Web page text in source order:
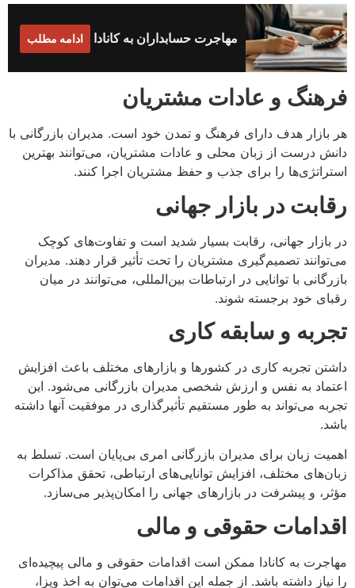
مهاجرت حسابداران به کانادا 2024 ادامه مطلب
فرهنگ و عادات مشتریان
هر بازار هدف دارای فرهنگ و تمدن خود است. مدیران بازرگانی با
دانش درست از زبان محلی و عادات مشتریان، می‌توانند بهترین
استراتژی‌ها را برای جذب و حفظ مشتریان اجرا کنند.
رقابت در بازار جهانی
در بازار جهانی، رقابت بسیار شدید است و تفاوت‌های کوچک
می‌توانند تصمیم‌گیری مشتریان را تحت تأثیر قرار دهند. مدیران
بازرگانی با توانایی در ارتباطات بین‌المللی، می‌توانند در میان
رقبای خود برجسته شوند.
تجربه و سابقه کاری
داشتن تجربه کاری در کشورها و بازارهای مختلف باعث افزایش
اعتماد به نفس و ارزش شخصی مدیران بازرگانی می‌شود. این
تجربه می‌تواند به طور مستقیم تأثیرگذاری در موفقیت آنها داشته
باشد.
اهمیت زبان برای مدیران بازرگانی امری بی‌پایان است. تسلط به
زبان‌های مختلف، افزایش توانایی‌های ارتباطی، تحقق مذاکرات
مؤثر، و پیشرفت در بازارهای جهانی را امکان‌پذیر می‌سازد.
اقدامات حقوقی و مالی
مهاجرت به کانادا ممکن است اقدامات حقوقی و مالی پیچیده‌ای
را نیاز داشته باشد. از جمله این اقدامات می‌توان به اخذ ویزا،